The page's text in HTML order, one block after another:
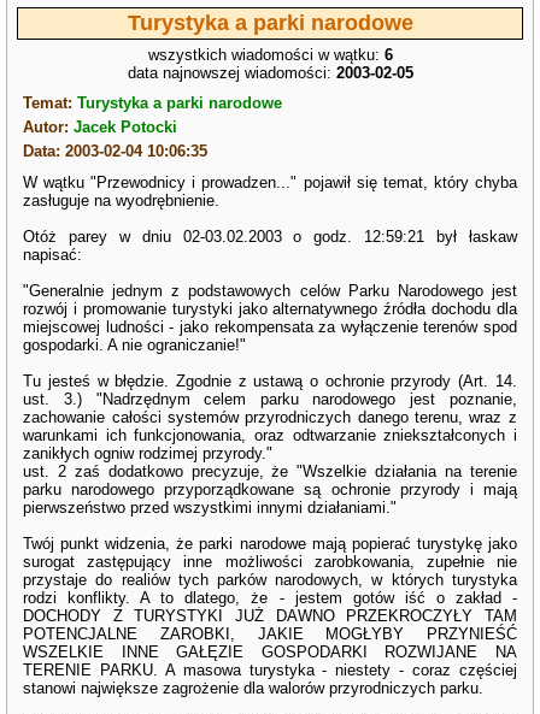
Turystyka a parki narodowe
wszystkich wiadomości w wątku: 6
data najnowszej wiadomości: 2003-02-05
Temat:Turystyka a parki narodowe
Autor:Jacek Potocki
Data: 2003-02-04 10:06:35
W wątku "Przewodnicy i prowadzen..." pojawił się temat, który chyba
zasługuje na wyodrębnienie.
Otóż parey w dniu 02-03.02.2003 o godz. 12:59:21 był łaskaw
napisać:
"Generalnie jednym z podstawowych celów Parku Narodowego jest
rozwój i promowanie turystyki jako alternatywnego źródła dochodu dla
miejscowej ludności - jako rekompensata za wyłączenie terenów spod
gospodarki. A nie ograniczanie!"
Tu jesteś w błędzie. Zgodnie z ustawą o ochronie przyrody (Art. 14.
ust. 3.) "Nadrzędnym celem parku narodowego jest poznanie,
zachowanie całości systemów przyrodniczych danego terenu, wraz z
warunkami ich funkcjonowania, oraz odtwarzanie zniekształconych i
zanikłych ogniw rodzimej przyrody."
ust. 2 zaś dodatkowo precyzuje, że "Wszelkie działania na terenie
parku narodowego przyporządkowane są ochronie przyrody i mają
pierwszeństwo przed wszystkimi innymi działaniami."
Twój punkt widzenia, że parki narodowe mają popierać turystykę jako
surogat zastępujący inne możliwości zarobkowania, zupełnie nie
przystaje do realiów tych parków narodowych, w których turystyka
rodzi konflikty. A to dlatego, że - jestem gotów iść o zakład -
DOCHODY Z TURYSTYKI JUŻ DAWNO PRZEKROCZYŁY TAM
POTENCJALNE ZAROBKI, JAKIE MOGŁYBY PRZYNIEŚĆ
WSZELKIE INNE GAŁĘZIE GOSPODARKI ROZWIJANE NA
TERENIE PARKU. A masowa turystyka - niestety - coraz częściej
stanowi największe zagrożenie dla walorów przyrodniczych parku.